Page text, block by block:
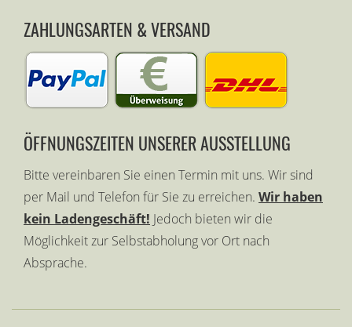
ZAHLUNGSARTEN & VERSAND
ÖFFNUNGSZEITEN UNSERER AUSSTELLUNG
Bitte vereinbaren Sie einen Termin mit uns. Wir sind
per Mail und Telefon für Sie zu erreichen. Wir haben
kein Ladengeschäft! Jedoch bieten wir die
Möglichkeit zur Selbstabholung vor Ort nach
Absprache.